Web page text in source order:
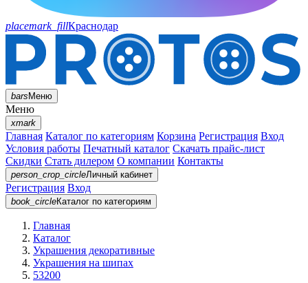
placemark_fillКраснодар
barsМеню
Меню
xmark
Главная Каталог по категориям Корзина Регистрация Вход
Условия работы Печатный каталог Скачать прайс-лист
Скидки Стать дилером О компании Контакты
person_crop_circleЛичный кабинет
Регистрация Вход
book_circleКаталог по категориям
Главная
Каталог
Украшения декоративные
Украшения на шипах
53200